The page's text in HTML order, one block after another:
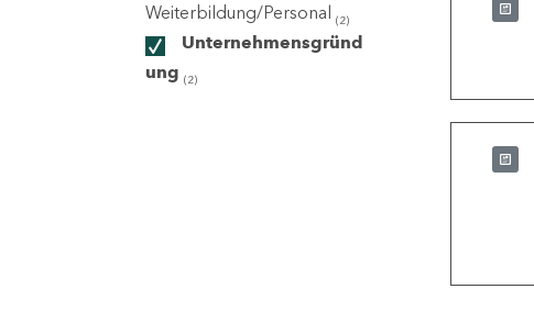
Weiterbildung/Personal (2)
Unternehmensgründ
ung (2)